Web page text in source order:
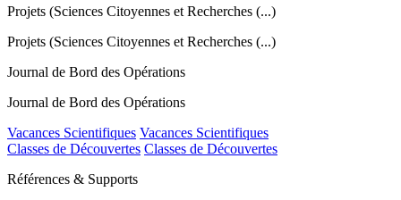
Projets (Sciences Citoyennes et Recherches (...)
Projets (Sciences Citoyennes et Recherches (...)
Journal de Bord des Opérations
Journal de Bord des Opérations
Vacances Scientifiques Vacances Scientifiques
Classes de Découvertes Classes de Découvertes
Références & Supports